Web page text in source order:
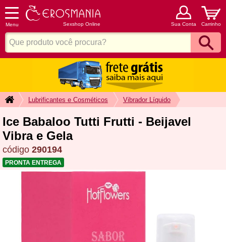
Menu Sexshop Online Sua Conta Carrinho
Lubrificantes e Cosméticos Vibrador Líquido
Ice Babaloo Tutti Frutti - Beijavel
Vibra e Gela
código 290194
PRONTA ENTREGA